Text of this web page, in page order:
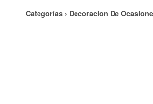
Categorías › Decoracion De